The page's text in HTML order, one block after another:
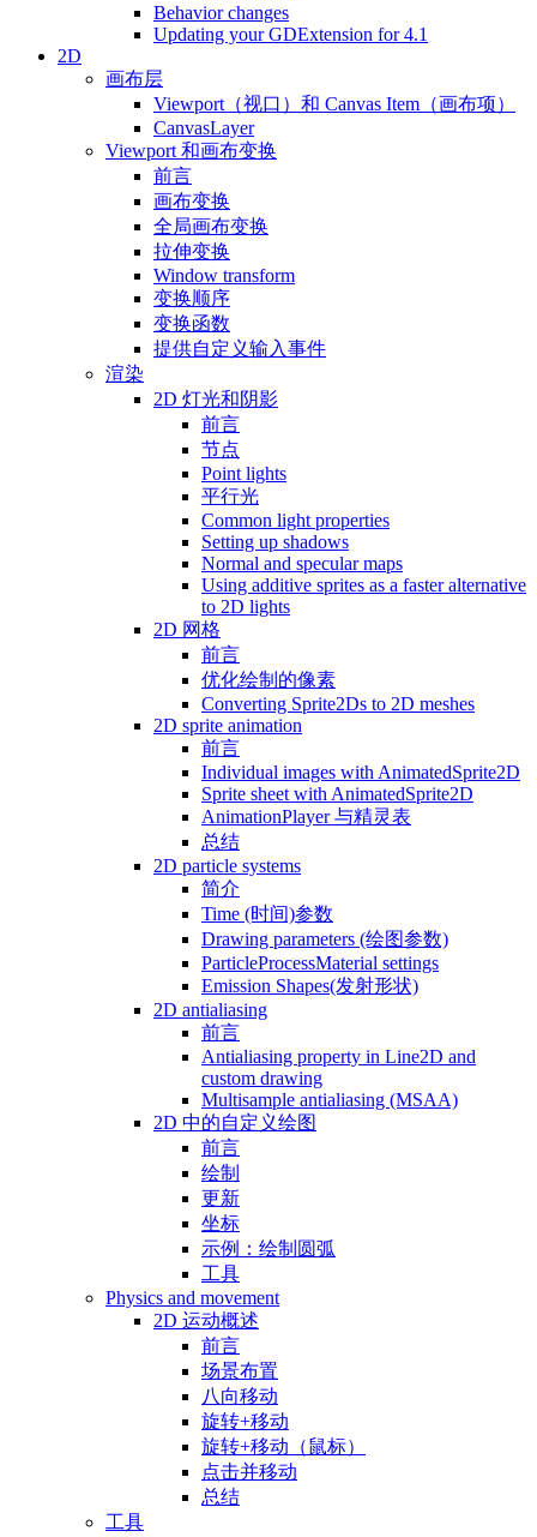
Behavior changes
Updating your GDExtension for 4.1
2D
画布层
Viewport（视口）和 Canvas Item（画布项）
CanvasLayer
Viewport 和画布变换
前言
画布变换
全局画布变换
拉伸变换
Window transform
变换顺序
变换函数
提供自定义输入事件
渲染
2D 灯光和阴影
前言
节点
Point lights
平行光
Common light properties
Setting up shadows
Normal and specular maps
Using additive sprites as a faster alternative
to 2D lights
2D 网格
前言
优化绘制的像素
Converting Sprite2Ds to 2D meshes
2D sprite animation
前言
Individual images with AnimatedSprite2D
Sprite sheet with AnimatedSprite2D
AnimationPlayer 与精灵表
总结
2D particle systems
简介
Time (时间)参数
Drawing parameters (绘图参数)
ParticleProcessMaterial settings
Emission Shapes(发射形状)
2D antialiasing
前言
Antialiasing property in Line2D and
custom drawing
Multisample antialiasing (MSAA)
2D 中的自定义绘图
前言
绘制
更新
坐标
示例：绘制圆弧
工具
Physics and movement
2D 运动概述
前言
场景布置
八向移动
旋转+移动
旋转+移动（鼠标）
点击并移动
总结
工具